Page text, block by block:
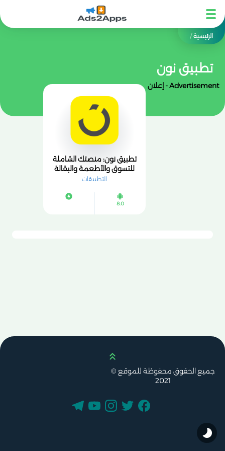
الرئيسية/
تطبيق نون
Advertisement - إعلان
تطبيق نون: منصتك الشاملة
للتسوق والأطعمة والبقالة
بسهولة وسرعة
التطبيقات
8.0
Scroll up
جميع الحقوق محفوظة للموقع ©
2021